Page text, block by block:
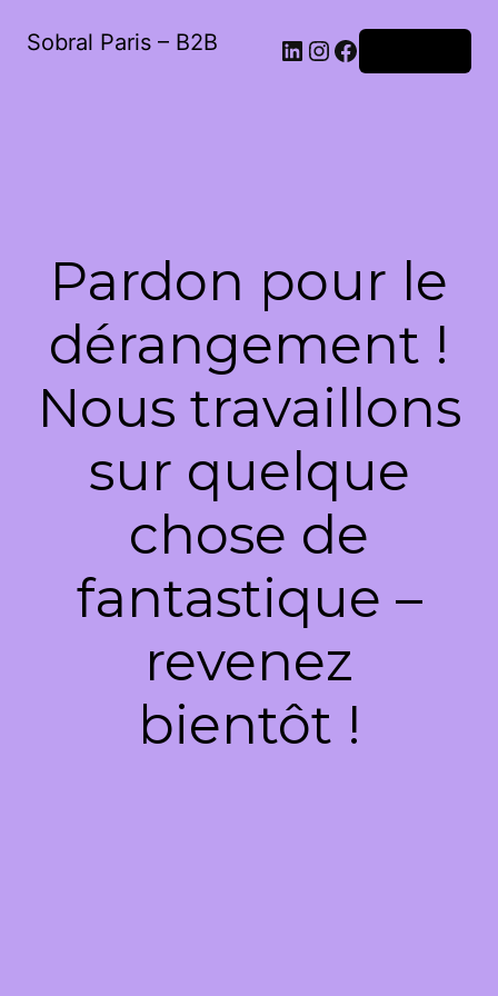
Sobral Paris – B2B LinkedIn
Instagram
Facebook
Pardon pour le
dérangement !
Nous travaillons
sur quelque
chose de
fantastique –
revenez
bientôt !